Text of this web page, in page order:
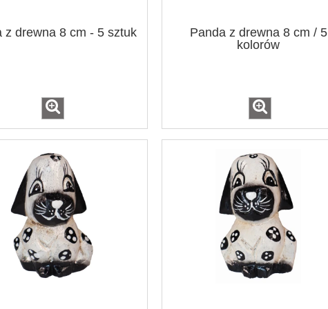
z drewna 8 cm - 5 sztuk
Panda z drewna 8 cm / 5
kolorów